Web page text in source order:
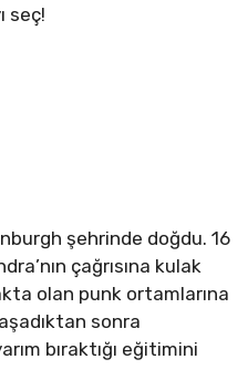
seç!
şehrinde doğdu. 16
çağrısına kulak
olan punk ortamlarına
sonra
bıraktığı eğitimini